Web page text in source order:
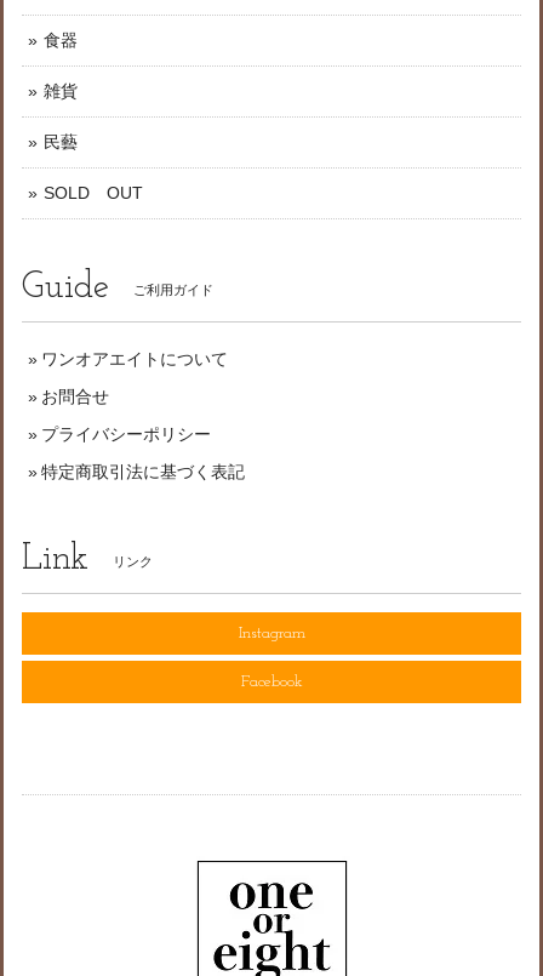
食器
雑貨
民藝
SOLD OUT
Guide ご利用ガイド
ワンオアエイトについて
お問合せ
プライバシーポリシー
特定商取引法に基づく表記
Link リンク
Instagram
Facebook